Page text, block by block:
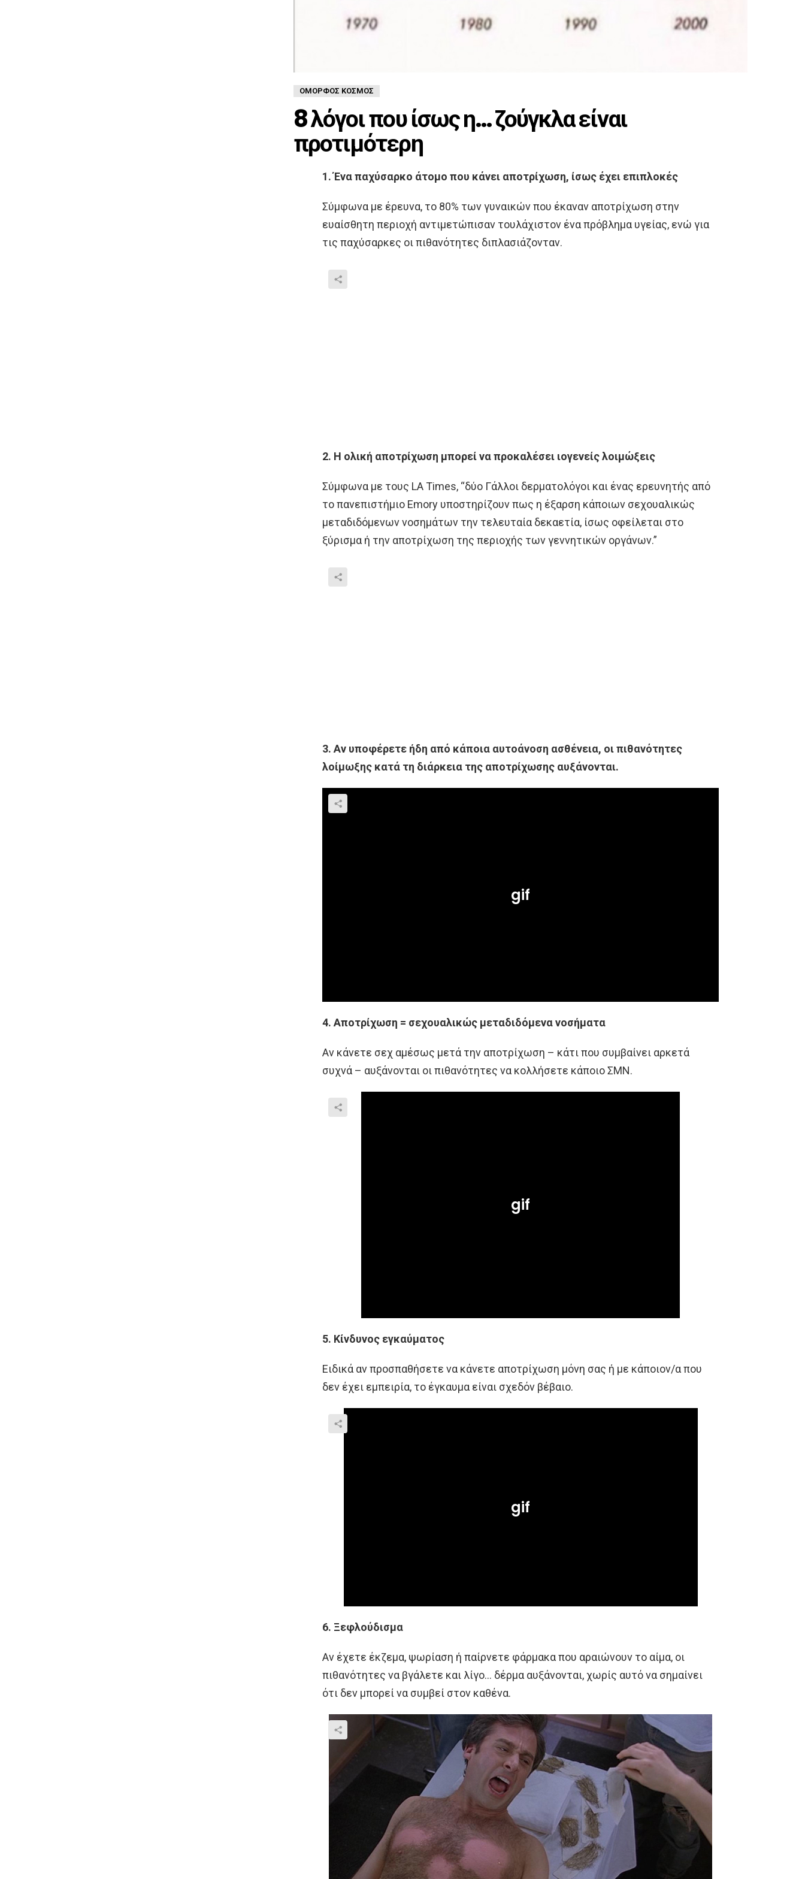
ΌΜΟΡΦΟΣ ΚΌΣΜΟΣ
8 λόγοι που ίσως η… ζούγκλα είναι
προτιμότερη
1. Ένα παχύσαρκο άτομο που κάνει αποτρίχωση, ίσως έχει επιπλοκές
Σύμφωνα με έρευνα, το 80% των γυναικών που έκαναν αποτρίχωση στην
ευαίσθητη περιοχή αντιμετώπισαν τουλάχιστον ένα πρόβλημα υγείας, ενώ για
τις παχύσαρκες οι πιθανότητες διπλασιάζονταν.
2. Η ολική αποτρίχωση μπορεί να προκαλέσει ιογενείς λοιμώξεις
Σύμφωνα με τους LA Times, “δύο Γάλλοι δερματολόγοι και ένας ερευνητής από
το πανεπιστήμιο Emory υποστηρίζουν πως η έξαρση κάποιων σεχουαλικώς
μεταδιδόμενων νοσημάτων την τελευταία δεκαετία, ίσως οφείλεται στο
ξύρισμα ή την αποτρίχωση της περιοχής των γεvvητικών οργάνων.”
3. Αν υποφέρετε ήδη από κάποια αυτοάνοση ασθένεια, οι πιθανότητες
λοίμωξης κατά τη διάρκεια της αποτρίχωσης αυξάνονται.
4. Αποτρίχωση = σεχουαλικώς μεταδιδόμενα νοσήματα
Αν κάνετε σεχ αμέσως μετά την αποτρίχωση – κάτι που συμβαίνει αρκετά
συχνά – αυξάνονται οι πιθανότητες να κολλήσετε κάποιο ΣΜΝ.
5. Κίνδυνος εγκαύματος
Ειδικά αν προσπαθήσετε να κάνετε αποτρίχωση μόνη σας ή με κάποιον/α που
δεν έχει εμπειρία, το έγκαυμα είναι σχεδόν βέβαιο.
6. Ξεφλούδισμα
Αν έχετε έκζεμα, ψωρίαση ή παίρνετε φάρμακα που αραιώνουν το αίμα, οι
πιθανότητες να βγάλετε και λίγο… δέρμα αυξάνονται, χωρίς αυτό να σημαίνει
ότι δεν μπορεί να συμβεί στον καθένα.